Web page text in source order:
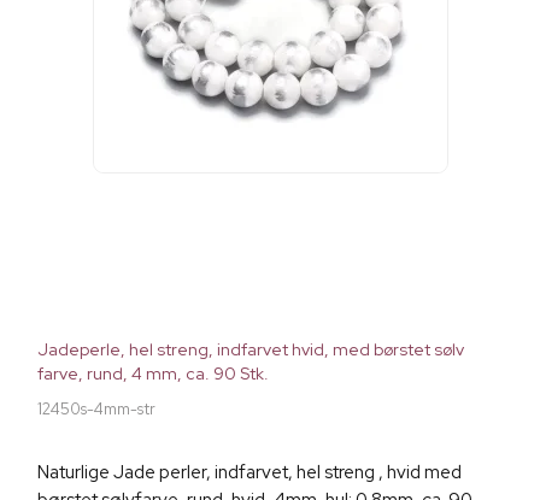
Jadeperle, hel streng, indfarvet hvid, med børstet sølv
farve, rund, 4 mm, ca. 90 Stk.
12450s-4mm-str
Naturlige Jade perler, indfarvet, hel streng , hvid med